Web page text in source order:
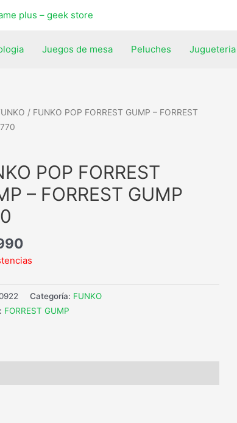
Juegos de mesa Peluches Jugueteria
/ FUNKO POP FORREST GUMP – FORREST
POP FORREST
– FORREST GUMP
Categoría: FUNKO
FORREST GUMP